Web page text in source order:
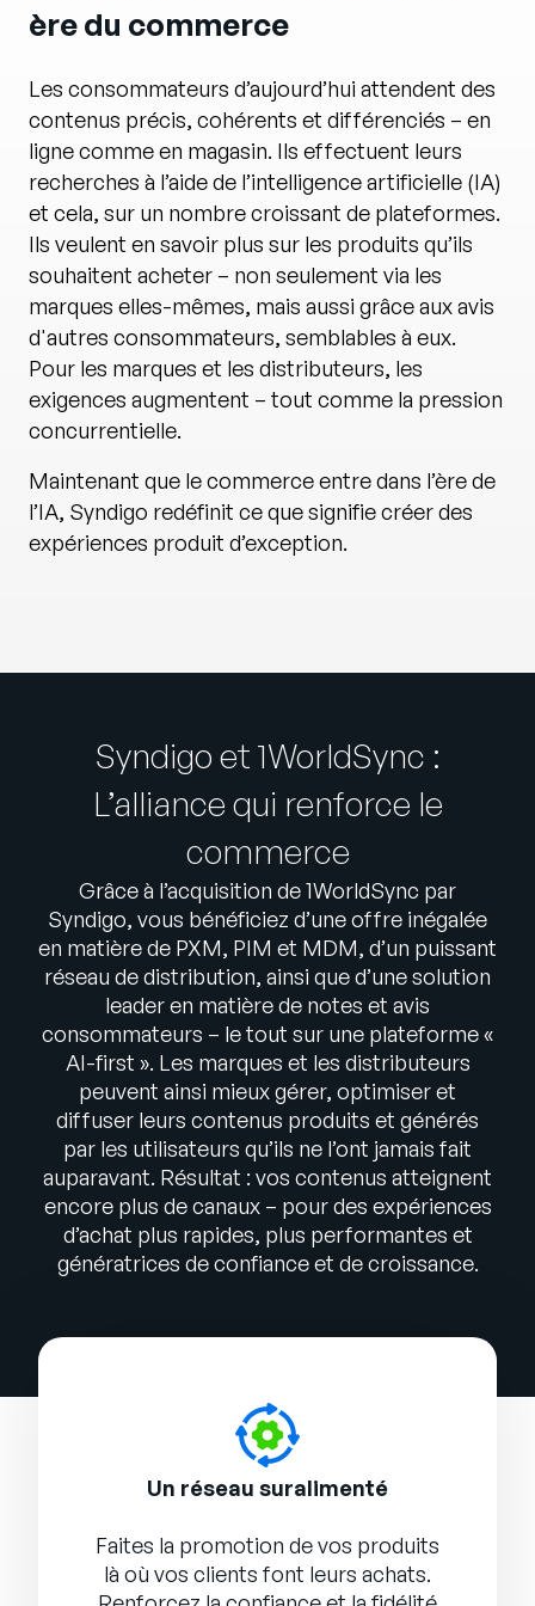
ère du commerce
Les consommateurs d’aujourd’hui attendent des
contenus précis, cohérents et différenciés – en
ligne comme en magasin. Ils effectuent leurs
recherches à l’aide de l’intelligence artificielle (IA)
et cela, sur un nombre croissant de plateformes.
Ils veulent en savoir plus sur les produits qu’ils
souhaitent acheter – non seulement via les
marques elles-mêmes, mais aussi grâce aux avis
d'autres consommateurs, semblables à eux.
Pour les marques et les distributeurs, les
exigences augmentent – tout comme la pression
concurrentielle.
Maintenant que le commerce entre dans l’ère de
l’IA, Syndigo redéfinit ce que signifie créer des
expériences produit d’exception.
Syndigo et 1WorldSync :
L’alliance qui renforce le
commerce
Grâce à l’acquisition de 1WorldSync par
Syndigo, vous bénéficiez d’une offre inégalée
en matière de PXM, PIM et MDM, d’un puissant
réseau de distribution, ainsi que d’une solution
leader en matière de notes et avis
consommateurs – le tout sur une plateforme «
AI-first ». Les marques et les distributeurs
peuvent ainsi mieux gérer, optimiser et
diffuser leurs contenus produits et générés
par les utilisateurs qu’ils ne l’ont jamais fait
auparavant. Résultat : vos contenus atteignent
encore plus de canaux – pour des expériences
d’achat plus rapides, plus performantes et
génératrices de confiance et de croissance.
Un réseau suralimenté
Faites la promotion de vos produits
là où vos clients font leurs achats.